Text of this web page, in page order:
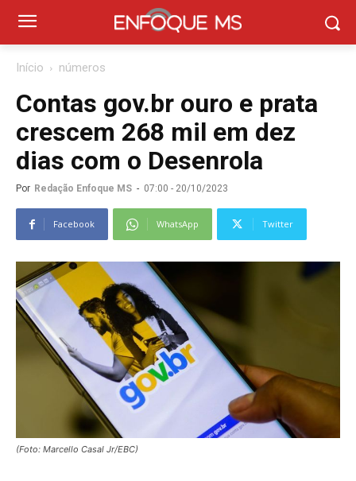
Início números
Contas gov.br ouro e prata
crescem 268 mil em dez
dias com o Desenrola
Por Redação Enfoque MS - 07:00 - 20/10/2023
Facebook WhatsApp Twitter
(Foto: Marcello Casal Jr/EBC)